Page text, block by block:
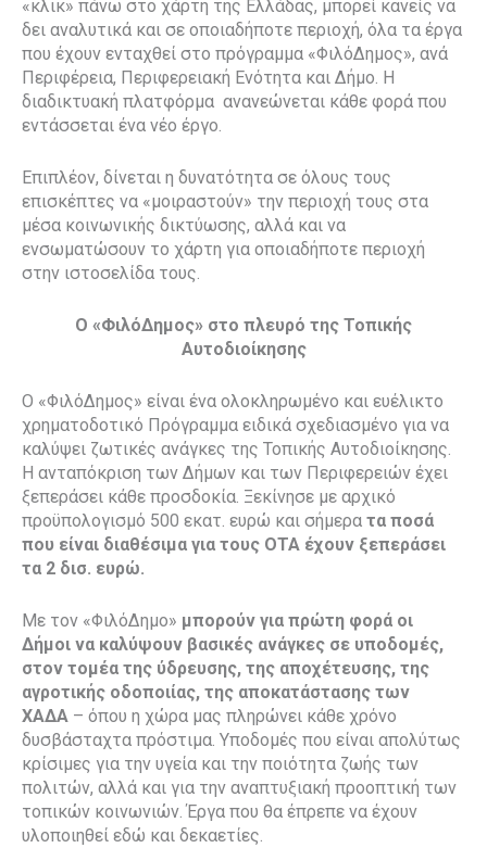
«κλικ» πάνω στο χάρτη της Ελλάδας, μπορεί κανείς να
δει αναλυτικά και σε οποιαδήποτε περιοχή, όλα τα έργα
που έχουν ενταχθεί στο πρόγραμμα «ΦιλόΔημος», ανά
Περιφέρεια, Περιφερειακή Ενότητα και Δήμο. Η
διαδικτυακή πλατφόρμα ανανεώνεται κάθε φορά που
εντάσσεται ένα νέο έργο.
Επιπλέον, δίνεται η δυνατότητα σε όλους τους
επισκέπτες να «μοιραστούν» την περιοχή τους στα
μέσα κοινωνικής δικτύωσης, αλλά και να
ενσωματώσουν το χάρτη για οποιαδήποτε περιοχή
στην ιστοσελίδα τους.
Ο «ΦιλόΔημος» στο πλευρό της Τοπικής
Αυτοδιοίκησης
Ο «ΦιλόΔημος» είναι ένα ολοκληρωμένο και ευέλικτο
χρηματοδοτικό Πρόγραμμα ειδικά σχεδιασμένο για να
καλύψει ζωτικές ανάγκες της Τοπικής Αυτοδιοίκησης.
Η ανταπόκριση των Δήμων και των Περιφερειών έχει
ξεπεράσει κάθε προσδοκία. Ξεκίνησε με αρχικό
προϋπολογισμό 500 εκατ. ευρώ και σήμερα τα ποσά
που είναι διαθέσιμα για τους ΟΤΑ έχουν ξεπεράσει
τα 2 δισ. ευρώ.
Με τον «ΦιλόΔημο» μπορούν για πρώτη φορά οι
Δήμοι να καλύψουν βασικές ανάγκες σε υποδομές,
στον τομέα της ύδρευσης, της αποχέτευσης, της
αγροτικής οδοποιίας, της αποκατάστασης των
ΧΑΔΑ – όπου η χώρα μας πληρώνει κάθε χρόνο
δυσβάσταχτα πρόστιμα. Υποδομές που είναι απολύτως
κρίσιμες για την υγεία και την ποιότητα ζωής των
πολιτών, αλλά και για την αναπτυξιακή προοπτική των
τοπικών κοινωνιών. Έργα που θα έπρεπε να έχουν
υλοποιηθεί εδώ και δεκαετίες.